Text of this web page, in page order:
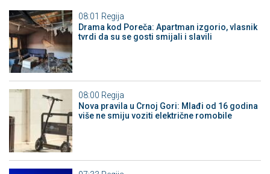
08:01 Regija
Drama kod Poreča: Apartman izgorio, vlasnik
tvrdi da su se gosti smijali i slavili
08:00 Regija
Nova pravila u Crnoj Gori: Mlađi od 16 godina
više ne smiju voziti električne romobile